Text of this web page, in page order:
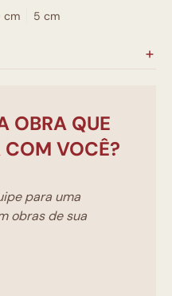
cm 5 cm
OBRA QUE
VOCÊ?
para uma
obras de sua